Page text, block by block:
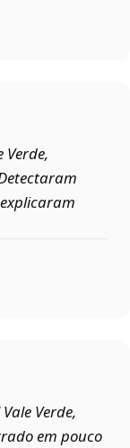
Verde,
Verde,
em pouco